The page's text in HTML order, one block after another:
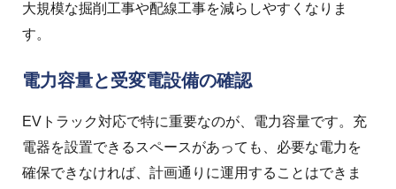
大規模な掘削工事や配線工事を減らしやすくなりま
す。
電力容量と受変電設備の確認
EVトラック対応で特に重要なのが、電力容量です。 充
電器を設置できるスペースがあっても、必要な電力を
確保できなければ、計画通りに運用することはできま